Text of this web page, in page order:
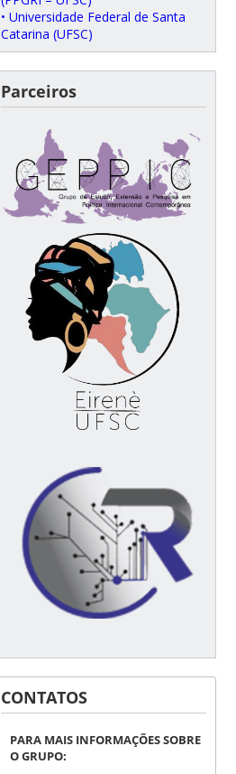
• Universidade Federal de Santa
Catarina (UFSC)
Parceiros
CONTATOS
PARA MAIS INFORMAÇÕES SOBRE
O GRUPO: